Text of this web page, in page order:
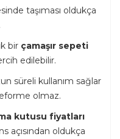
taşıması oldukça
bir çamaşır sepeti
edilebilir.
süreli kullanım sağlar
olmaz.
kutusu fiyatları
açısından oldukça